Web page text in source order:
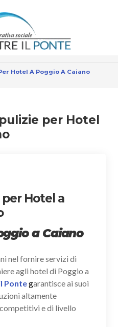
Hotel A Poggio A Caiano
per Hotel
Hotel a
a Caiano
nel fornire servizi di
agli hotel di Poggio a
Pontegarantisce ai suoi
altamente
e di livello